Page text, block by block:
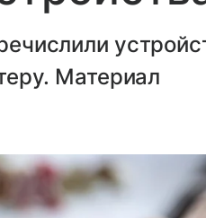
Материал